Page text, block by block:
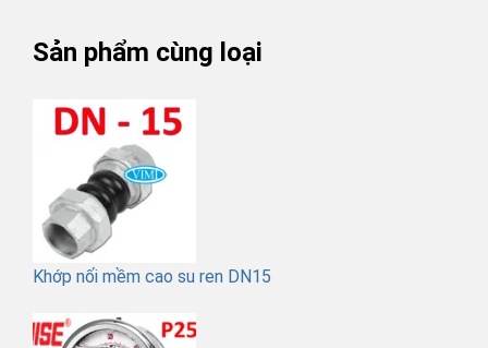
Sản phẩm cùng loại
Khớp nối mềm cao su ren DN15